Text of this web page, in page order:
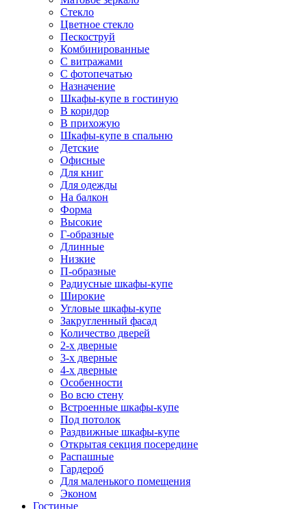
Стекло
Цветное стекло
Пескоструй
Комбинированные
С витражами
С фотопечатью
Назначение
Шкафы-купе в гостиную
В коридор
В прихожую
Шкафы-купе в спальню
Детские
Офисные
Для книг
Для одежды
На балкон
Форма
Высокие
Г-образные
Длинные
Низкие
П-образные
Радиусные шкафы-купе
Широкие
Угловые шкафы-купе
Закругленный фасад
Количество дверей
2-х дверные
3-х дверные
4-х дверные
Особенности
Во всю стену
Встроенные шкафы-купе
Под потолок
Раздвижные шкафы-купе
Открытая секция посередине
Распашные
Гардероб
Для маленького помещения
Эконом
Гостиные